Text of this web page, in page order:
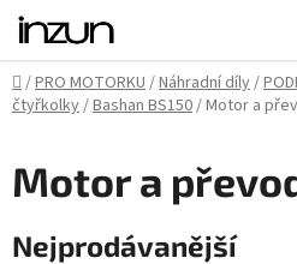
Přejít
obsah
Domů
/PRO MOTORKU/Náhradní díly/
čtyřkolky/Bashan BS150/Motor a
Motor a
Nejprodávanější